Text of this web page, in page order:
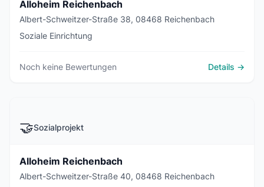
Alloheim Reichenbach
Albert-Schweitzer-Straße 38, 08468 Reichenbach
Soziale Einrichtung
Noch keine Bewertungen Details →
🤝Sozialprojekt
Alloheim Reichenbach
Albert-Schweitzer-Straße 40, 08468 Reichenbach